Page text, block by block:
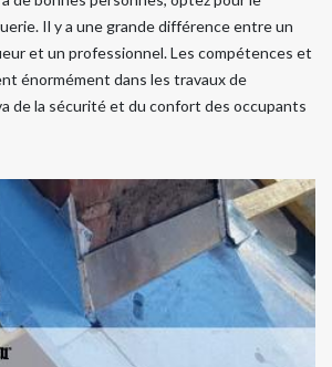
Il y a une grande différence entre un
et un professionnel. Les compétences et
énormément dans les travaux de
de la sécurité et du confort des occupants